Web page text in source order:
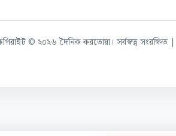
© ২০২৬ দৈনিক করতোয়া। সর্বস্বত্ব